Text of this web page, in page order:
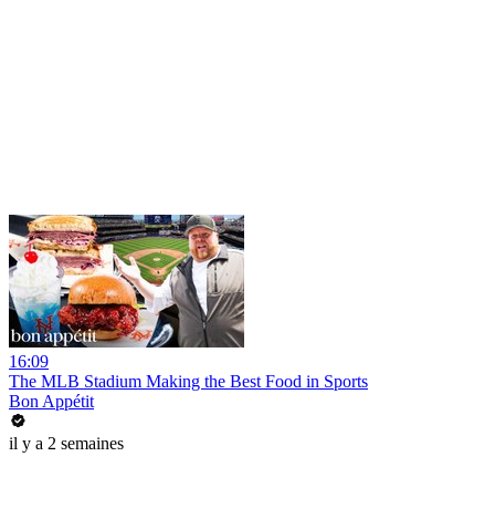
16:09
The MLB Stadium Making the Best Food in Sports
Bon Appétit
il y a 2 semaines